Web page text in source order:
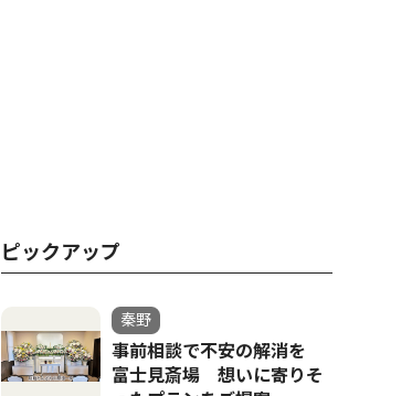
ピックアップ
秦野
事前相談で不安の解消を
富士見斎場 想いに寄りそ